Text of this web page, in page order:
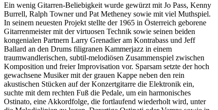
Ein wenig Gitarren-Beliebigkeit wurde gewürzt mit Jo Pass, Kenny
Burrell, Ralph Towner und Pat Metheney sowie mit viel Muthspiel.
In seinem neuesten Projekt stellte der 1965 in Österreich geborene
Gitarrenmeister mit der virtuosen Technik sowie seinen beiden
kongenialen Partnern Larry Grenadier am Kontrabass und Jeff
Ballard an den Drums filigranen Kammerjazz in einem
traumwandlerischen, subtil-melodiösen Zusammenspiel zwischen
Komposition und freier Improvisation vor. Sparsam setzte der hoch
gewachsene Musiker mit der grauen Kappe neben den rein
akustischen Stücken auf der Konzertgitarre die Elektronik ein,
suchte mit dem rechten Fuß die Pedale, um ein harmonisches
Ostinato, eine Akkordfolge, die fortlaufend wiederholt wird, unter